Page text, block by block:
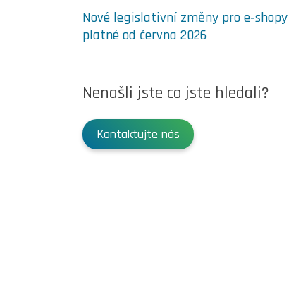
Nové legislativní změny pro e‑shopy
platné od června 2026
Nenašli jste co jste hledali?
Kontaktujte nás